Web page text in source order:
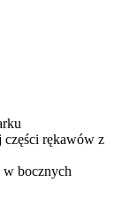
części rękawów z
w bocznych